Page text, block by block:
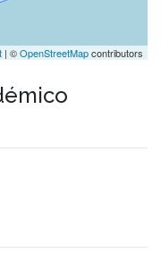
| ©OpenStreetMapcontributors